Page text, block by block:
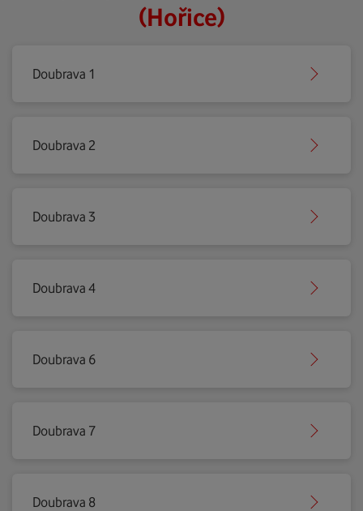
(Hořice)
Doubrava 1
Doubrava 2
Doubrava 3
Doubrava 4
Doubrava 6
Doubrava 7
Doubrava 8